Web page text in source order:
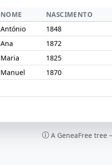
NOME NASCIMENTO
António 1848
Ana 1872
Maria 1825
Manuel 1870
A GeneaFree